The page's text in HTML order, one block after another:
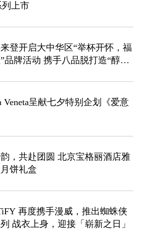
列上市
登开启大中华区“举杯开怀，福
品牌活动 携手八品脱打造“醇饮
Veneta呈献七夕特别企划《爱意
，共赴团圆 北京宝格丽酒店雅
饼礼盒
再度携手漫威，推出蜘蛛侠
战衣上身，迎接「崭新之日」